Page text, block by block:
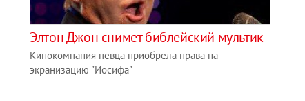
Элтон Джон снимет библейский мультик
Кинокомпания певца приобрела права на
экранизацию "Иосифа"